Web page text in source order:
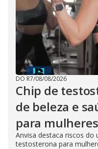
DO R7/08/08/2026
Chip de
de beleza e
para mulheres
Anvisa destaca riscos do
testosterona para